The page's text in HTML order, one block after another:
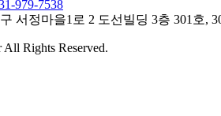
979-7538
서정마을1로 2 도선빌딩 3층 301호,
Rights Reserved.